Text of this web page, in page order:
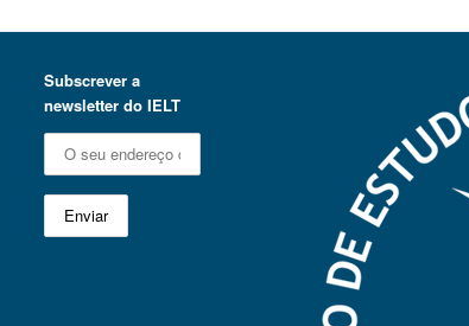
Subscrever a
newsletter do IELT